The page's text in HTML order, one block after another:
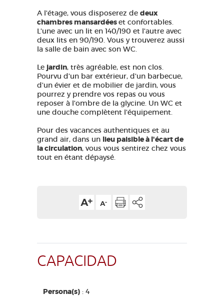
A l'étage, vous disposerez de deux
chambres mansardéeset confortables.
L'une avec un lit en 140/190 et l'autre avec
deux lits en 90/190. Vous y trouverez aussi
la salle de bain avec son WC.
Le jardin, très agréable, est non clos.
Pourvu d'un bar extérieur, d'un barbecue,
d'un évier et de mobilier de jardin, vous
pourrez y prendre vos repas ou vous
reposer à l'ombre de la glycine. Un WC et
une douche complètent l'équipement.
Pour des vacances authentiques et au
grand air, dans un lieu paisible à l'écart de
la circulation, vous vous sentirez chez vous
tout en étant dépaysé.
CAPACIDAD
Persona(s) : 4